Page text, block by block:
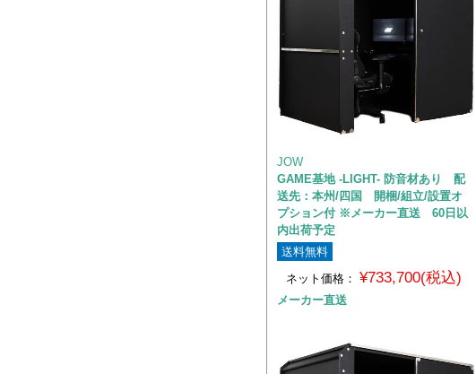
JOW
GAME基地 -LIGHT- 防音材あり 配
送先：本州/四国 開梱/組立/設置オ
プション付 ※メーカー直送 60日以
内出荷予定
送料無料
ネット価格： ¥733,700(税込)
メーカー直送